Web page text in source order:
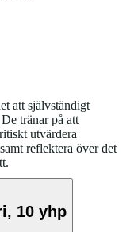
att självständigt
tränar på att
utvärdera
reflektera över det
10 yhp